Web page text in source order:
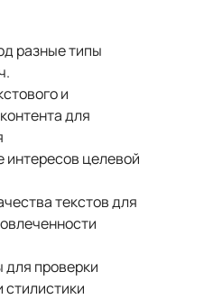
разные типы
и
для
целевой
текстов для
проверки
стилистики